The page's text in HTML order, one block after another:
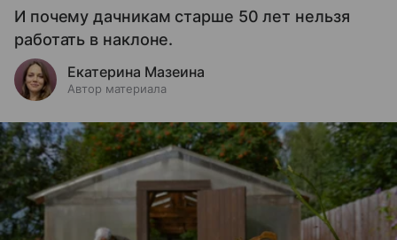
И почему дачникам старше 50 лет нельзя
работать в наклоне.
Екатерина Мазеина
Автор материала